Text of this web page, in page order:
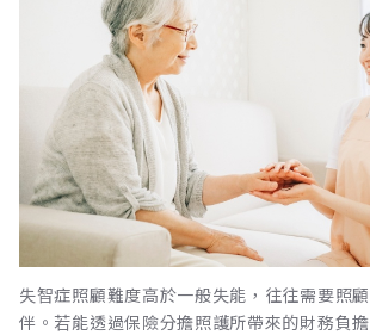
失智症照顧難度高於一般失能，往往需要照
伴。若能透過保險分擔照護所帶來的財務負